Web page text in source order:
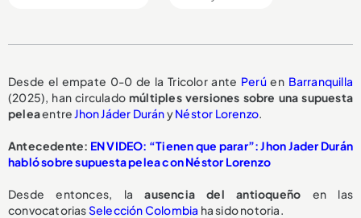
Desde el empate 0-0 de la Tricolor ante Perúen Barranquilla
(2025), han circulado múltiples versiones sobre una supuesta
peleaentreJhon Jáder DurányNéstor Lorenzo.
Antecedente: EN VIDEO: “Tienen que parar”: Jhon Jader Durán
habló sobre supuesta pelea con Néstor Lorenzo
Desde entonces, laausencia del antioqueño en las
convocatoriasSelección Colombia ha sido notoria.